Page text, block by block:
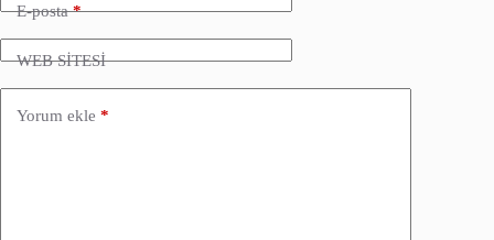
E-posta*
WEB SİTESİ
Yorum ekle *